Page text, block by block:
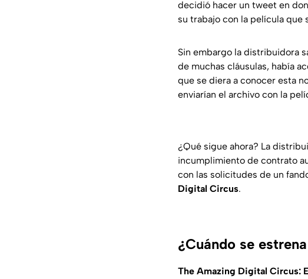
decidió hacer un tweet en
su trabajo con la película que
Sin embargo la distribuidora
de muchas cláusulas, había
que se diera a conocer esta
enviarían el archivo con la
¿Qué sigue ahora? La
incumplimiento de contrato
con las solicitudes de un
Digital Circus.
¿Cuándo se
The Amazing Digital Circus: